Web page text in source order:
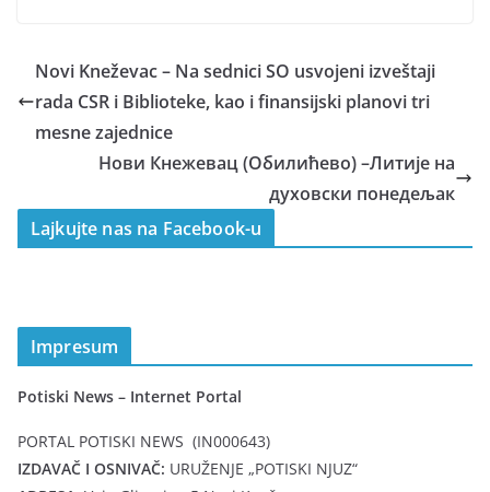
Novi Kneževac – Na sednici SO usvojeni izveštaji
rada CSR i Biblioteke, kao i finansijski planovi tri
mesne zajednice
Нови Кнежевац (Обилићево) –Литије на
духовски понедељак
Lajkujte nas na Facebook-u
Impresum
Potiski News – Internet Portal
PORTAL POTISKI NEWS (IN000643)
IZDAVAČ I OSNIVAČ: URUŽENJE „POTISKI NJUZ“